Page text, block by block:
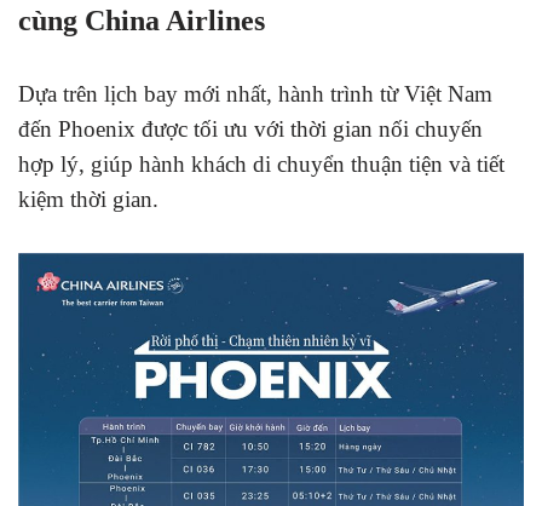
cùng China Airlines
Dựa trên lịch bay mới nhất, hành trình từ Việt Nam
đến Phoenix được tối ưu với thời gian nối chuyến
hợp lý, giúp hành khách di chuyển thuận tiện và tiết
kiệm thời gian.